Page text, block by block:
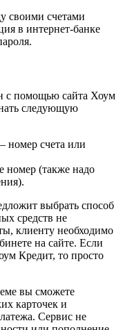
своими счетами
в интернет-банке
с помощью сайта Хоум
следующую
номер счета или
номер (также надо
выбрать способ
средств не
клиенту необходимо
на сайте. Если
Кредит, то просто
вы сможете
карточек и
Сервис не